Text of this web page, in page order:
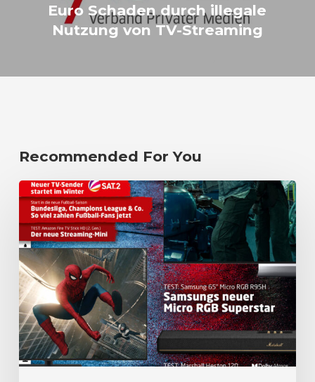
Euro Schaden durch illegale
Nutzung von TV-Streaming
Recommended For You